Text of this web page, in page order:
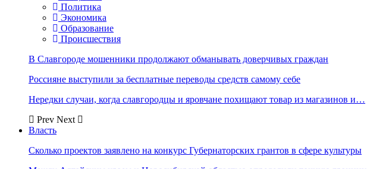
Политика
Экономика
Образование
Происшествия
В Славгороде мошенники продолжают обманывать доверчивых граждан
Россияне выступили за бесплатные переводы средств самому себе
Нередки случаи, когда славгородцы и яровчане похищают товар из магазинов и…
Prev Next
Власть
Сколько проектов заявлено на конкурс Губернаторских грантов в сфере культуры